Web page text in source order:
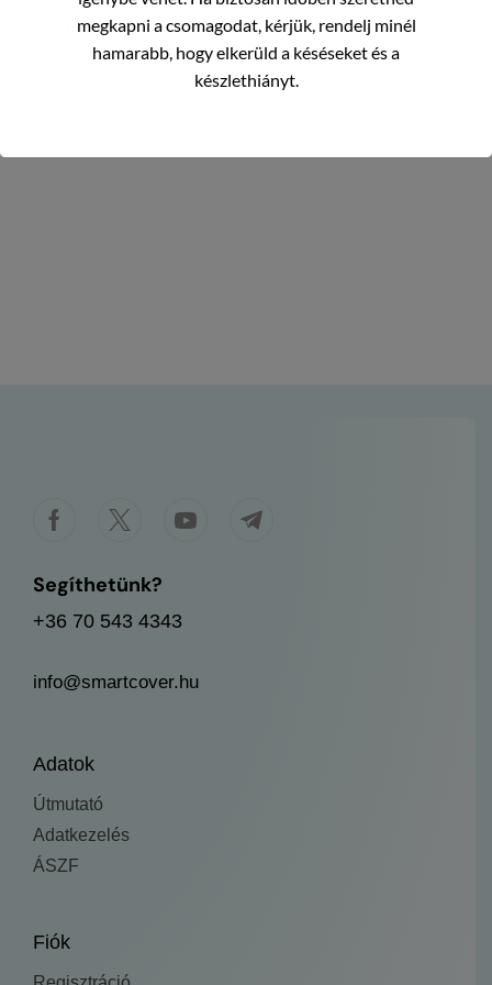
Segíthetünk?
+36 70 543 4343
info@smartcover.hu
Adatok
Útmutató
Adatkezelés
ÁSZF
Fiók
megkapni a csomagodat, kérjük, rendelj minél
hamarabb, hogy elkerüld a késéseket és a
készlethiányt.